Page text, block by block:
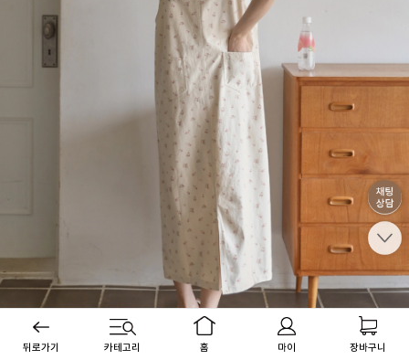
뒤로가기 카테고리 홈 마이 장바구니